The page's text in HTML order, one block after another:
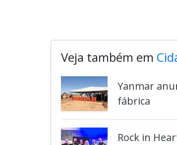
Veja também em
Yanmar
fábrica
Rock in